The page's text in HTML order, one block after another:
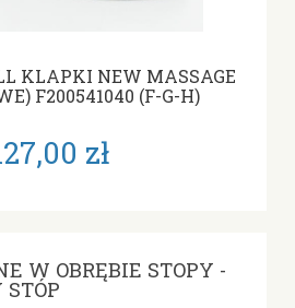
KLAPKI NEW MASSAGE
F200541040 (F-G-H)
zł
W OBRĘBIE STOPY -